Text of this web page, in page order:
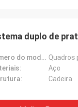
duplo de
Número do modelo.: Quadros
Aço
Cadeira